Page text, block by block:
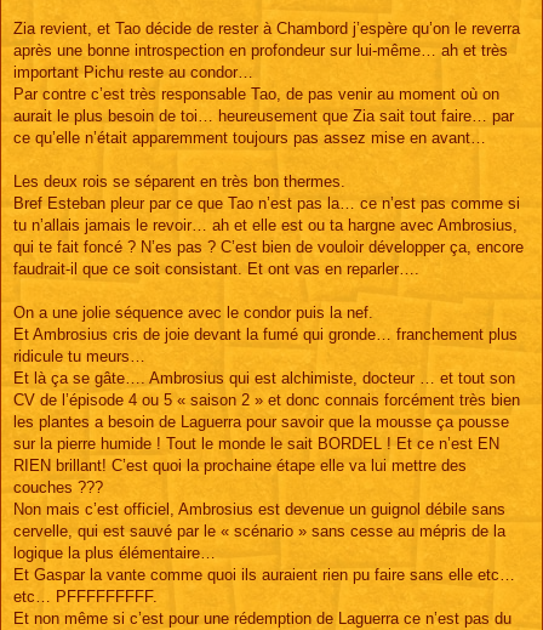
Zia revient, et Tao décide de rester à Chambord j’espère qu’on le reverra
après une bonne introspection en profondeur sur lui-même… ah et très
important Pichu reste au condor…
Par contre c’est très responsable Tao, de pas venir au moment où on
aurait le plus besoin de toi… heureusement que Zia sait tout faire… par
ce qu’elle n’était apparemment toujours pas assez mise en avant…
Les deux rois se séparent en très bon thermes.
Bref Esteban pleur par ce que Tao n’est pas la… ce n’est pas comme si
tu n’allais jamais le revoir… ah et elle est ou ta hargne avec Ambrosius,
qui te fait foncé ? N’es pas ? C’est bien de vouloir développer ça, encore
faudrait-il que ce soit consistant. Et ont vas en reparler….
On a une jolie séquence avec le condor puis la nef.
Et Ambrosius cris de joie devant la fumé qui gronde… franchement plus
ridicule tu meurs…
Et là ça se gâte…. Ambrosius qui est alchimiste, docteur … et tout son
CV de l’épisode 4 ou 5 « saison 2 » et donc connais forcément très bien
les plantes a besoin de Laguerra pour savoir que la mousse ça pousse
sur la pierre humide ! Tout le monde le sait BORDEL ! Et ce n’est EN
RIEN brillant! C’est quoi la prochaine étape elle va lui mettre des
couches ???
Non mais c’est officiel, Ambrosius est devenue un guignol débile sans
cervelle, qui est sauvé par le « scénario » sans cesse au mépris de la
logique la plus élémentaire…
Et Gaspar la vante comme quoi ils auraient rien pu faire sans elle etc…
etc… PFFFFFFFFF.
Et non même si c’est pour une rédemption de Laguerra ce n’est pas du